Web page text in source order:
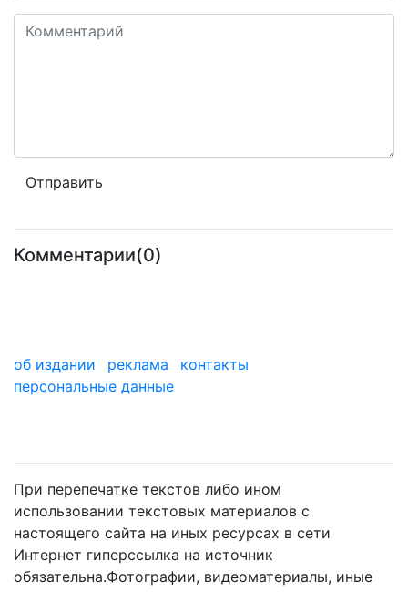
Комментарии(0)
об издании реклама
контакты
персональные данные
При перепечатке текстов либо ином
использовании текстовых материалов с
настоящего сайта на иных ресурсах в сети
Интернет гиперссылка на источник
обязательна.Фотографии, видеоматериалы, иные